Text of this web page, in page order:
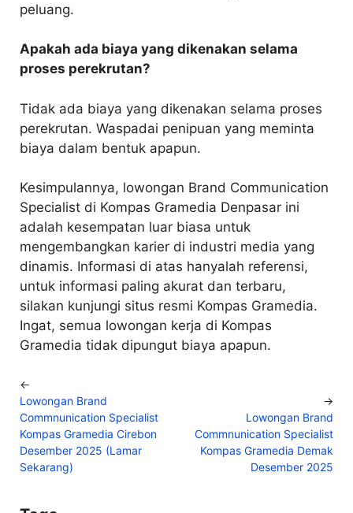
peluang.
Apakah ada biaya yang dikenakan selama
proses perekrutan?
Tidak ada biaya yang dikenakan selama proses
perekrutan. Waspadai penipuan yang meminta
biaya dalam bentuk apapun.
Kesimpulannya, lowongan Brand Communication
Specialist di Kompas Gramedia Denpasar ini
adalah kesempatan luar biasa untuk
mengembangkan karier di industri media yang
dinamis. Informasi di atas hanyalah referensi,
untuk informasi paling akurat dan terbaru,
silakan kunjungi situs resmi Kompas Gramedia.
Ingat, semua lowongan kerja di Kompas
Gramedia tidak dipungut biaya apapun.
←
Lowongan Brand
Commnunication Specialist
Kompas Gramedia Cirebon
Desember 2025 (Lamar
Sekarang)
Lowongan Brand
Commnunication Specialist
Kompas Gramedia Demak
Desember 2025
→